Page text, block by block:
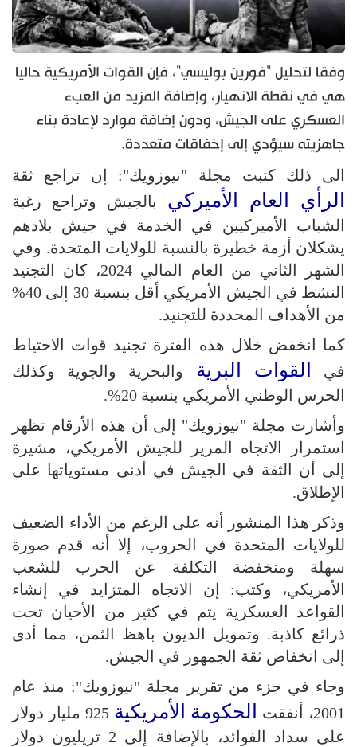
وفقا لتحليل "فورين بوليسي"، فإن القوات الأمريكية حاليا
هي في نقطة الانهيار، وإضافة المزيد من العبء
العسكري على الجيش، ودون إضافة موارد لإعادة بناء
جاهزيته سيؤدي إلى إخفاقات متعددة.
الى ذلك كتبت مجلة "نيوزويك": إن تراجع ثقة
الرأي العام الأميركي بالجيش وتراجع رغبة
الشباب الأميركيين في الخدمة في جيش بلادهم
يشكلان أزمة خطيرة بالنسبة للولايات المتحدة. وفي
الشهر الثاني من العام المالي 2024، كان التجنيد
النشط في الجيش الأمريكي أقل بنسبة 30 إلى 40%
من الأهداف المحددة للتجنيد.
كما انخفض خلال هذه الفترة تجنيد قوات الاحتياط
في
القوات البرية والبحرية والجوية وكذلك
الحرس الوطني الأمريكي بنسبة 20%.
وأشارت مجلة "نيوزويك" إلى أن هذه الأرقام تظهر
استمرار الاتجاه المرير للجيش الأمريكي، مشيرة
إلى أن الثقة في الجيش في أدنى مستوياتها على
الإطلاق.
وذكر هذا المنشور أنه على الرغم من الأداء الضعيف
للولايات المتحدة في الحروب، إلا أنه قدم صورة
سهلة ومنخفضة التكلفة عن الحرب للشعب
الأمريكي، وكتب: إن الاتجاه المتزايد في إنشاء
القواعد العسكرية يتم في كثير من الأحيان تحت
ذرائع كاذبة. وتمويل الديون باهظ الثمن، مما أدى
إلى انخفاض ثقة الجمهور في الجيش.
وجاء في جزء من تقرير مجلة "نيوزويك": منذ عام
2001، أنفقت
الحكومة الأمريكية
925 مليار دولار
على سداد الفوائد، بالإضافة إلى 2 تريليون دولار